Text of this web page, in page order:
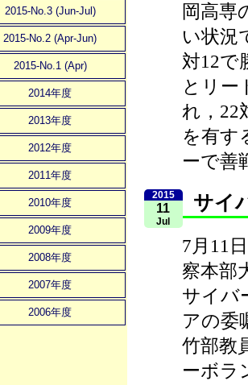
2015-No.3 (Jun-Jul)
2015-No.2 (Apr-Jun)
2015-No.1 (Apr)
2014年度
2013年度
2012年度
2011年度
2010年度
2009年度
2008年度
2007年度
2006年度
岡高専
い状況
対12で
とリー
れ，22
を有す
ーで善
2015
11
Jul
サイ
7月11
察本部
サイバ
アの委
竹部教
ーボラ